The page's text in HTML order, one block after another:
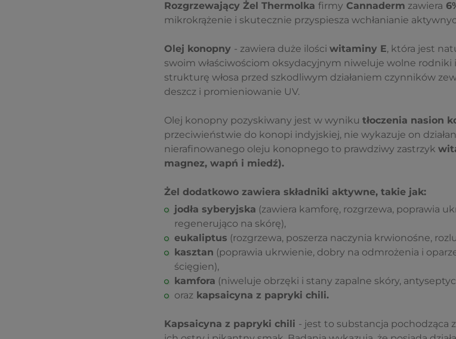
Rozgrzewający Żel Thermolka firmy Cannaderm zawiera
mikrokrążenie i skutecznie przyspiesza wchłanianie
Olej konopny - zawiera duże ilości witaminy E, która jest
swoim właściwościom oksydacyjnym niweluje wolne rodniki
strukturę włosa przed szkodliwym działaniem czynników
deszcz i promieniowanie UV.
Olej konopny pozyskiwany jest w wyniku tłoczenia nasion
przeciwieństwie do konopi indyjskiej, nie wykazuje on
nierafinowanego oleju konopnego to prawdziwy zastrzyk
magnez, wapń i miedź).
Żel dodatkowo zawiera składniki aktywne, takie jak:
jodła syberyjska (zawiera kamforę, rozgrzewa, poprawia
regenerująco na skórę),
eukaliptus (rozgrzewa, poszerza naczynia krwionośne,
kasztan (poprawia ukrwienie, dobry na odmrożenia i
ścięgien),
kamfora (niweluje obrzęki i stany zapalne skóry,
orazkapsaicyna z papryki chili.
Kapsaicyna z papryki chili - jest to substancja pochodząca